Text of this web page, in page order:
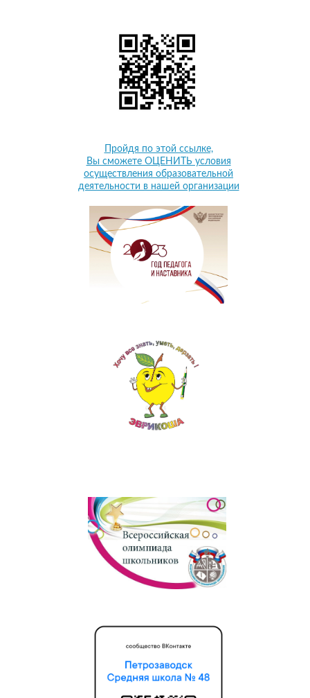
Пройдя по этой ссылке,
Вы сможете ОЦЕНИТЬ условия
осуществления образовательной
деятельности в нашей организации